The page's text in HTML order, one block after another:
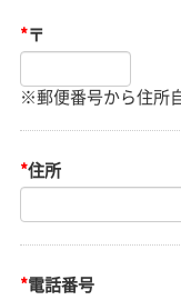
*〒
※郵便番号から住所
*住所
*電話番号